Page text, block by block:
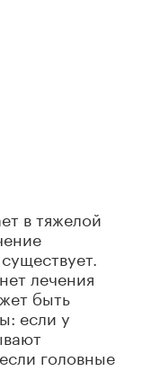
в тяжелой
лечения
быть
если у
головные